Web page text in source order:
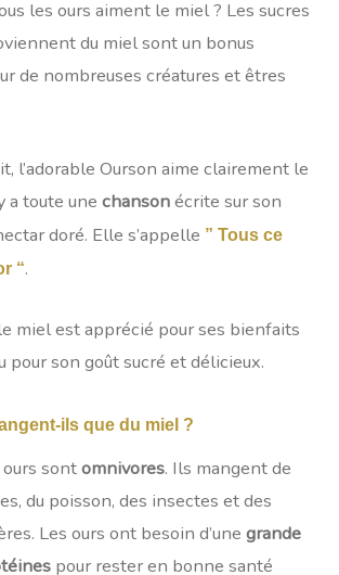
les ours aiment le miel ? Les sucres
du miel sont un bonus
de nombreuses créatures et êtres
l’adorable Ourson aime clairement le
a toute unechansonécrite sur son
doré. Elle s’appelle ” Tous ce
“.
miel est apprécié pour ses bienfaits
pour son goût sucré et délicieux.
ils que du miel ?
sontomnivores. Ils mangent de
du poisson, des insectes et des
Les ours ont besoin d’unegrande
pour rester en bonne santé